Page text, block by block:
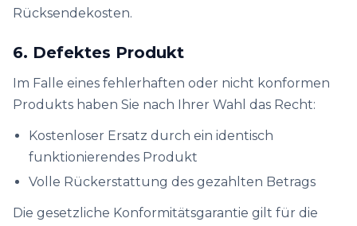
Rücksendekosten.
6. Defektes Produkt
Im Falle eines fehlerhaften oder nicht konformen
Produkts haben Sie nach Ihrer Wahl das Recht:
Kostenloser Ersatz durch ein identisch
funktionierendes Produkt
Volle Rückerstattung des gezahlten Betrags
Die gesetzliche Konformitätsgarantie gilt für die